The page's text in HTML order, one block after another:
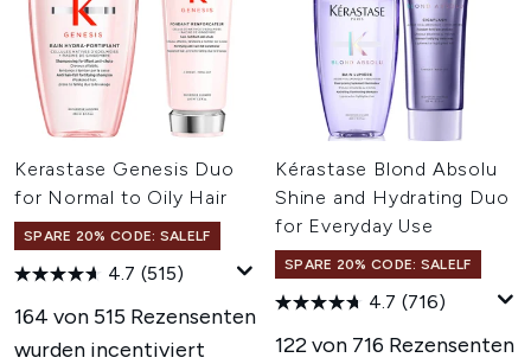
Kerastase Genesis Duo
for Normal to Oily Hair
SPARE 20% CODE: SALELF
4.7 (515)
164 von 515 Rezensenten
wurden incentiviert
Kérastase Blond Absolu
Shine and Hydrating Duo
for Everyday Use
SPARE 20% CODE: SALELF
4.7 (716)
122 von 716 Rezensenten